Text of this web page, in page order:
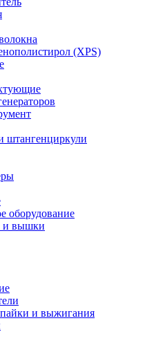
(XPS)
штангенциркули
оборудование
и вышки
и выжигания